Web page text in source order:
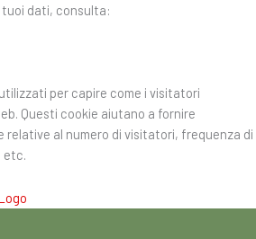
dati, consulta:
per capire come i visitatori
Questi cookie aiutano a fornire
relative al numero di visitatori, frequenza di
etc.